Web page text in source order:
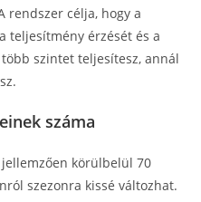
rendszer célja, hogy a
teljesítmény érzését és a
szintet teljesítesz, annál
száma
jellemzően körülbelül 70
szezonra kissé változhat.